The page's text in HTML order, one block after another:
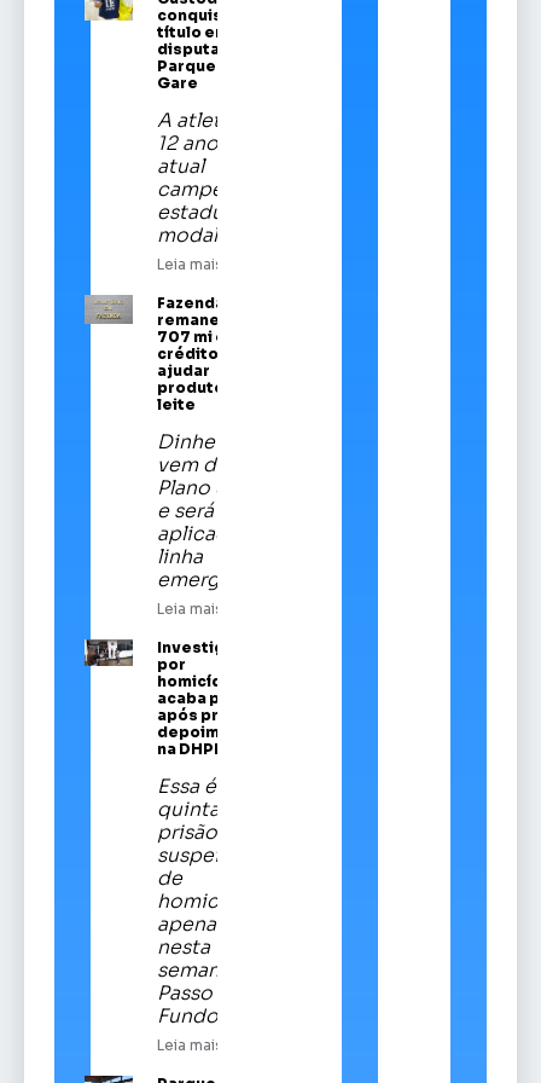
conquista
título em
disputa no
Parque da
Gare
A atleta de
12 anos é a
atual
campeã
estadual da
modalidade
Leia mais
Fazenda
remaneja R$
707 mi em
crédito para
ajudar
produtores de
leite
Dinheiro
vem do
Plano Safra
e será
aplicado em
linha
emergencial
Leia mais
Investigado
por
homicídios
acaba preso
após prestar
depoimento
na DHPP
Essa é a
quinta
prisão de
suspeitos
de
homicídios
apenas
nesta
semana em
Passo
Fundo
Leia mais